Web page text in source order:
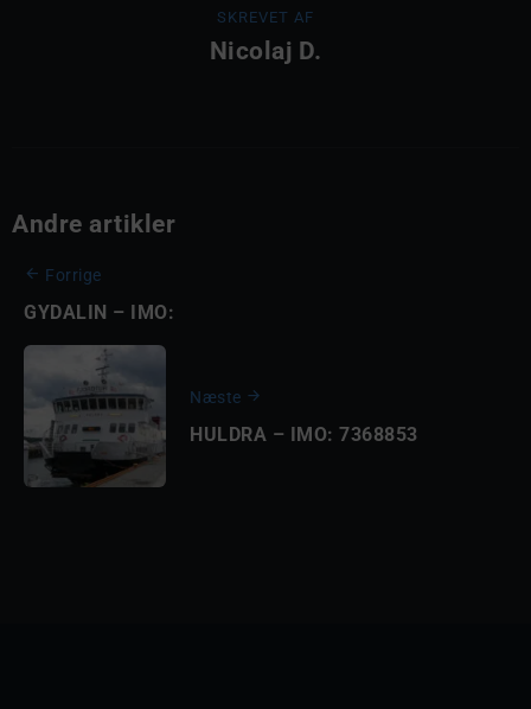
SKREVET AF
Nicolaj D.
Andre artikler
Forrige
GYDALIN – IMO:
Næste
HULDRA – IMO: 7368853